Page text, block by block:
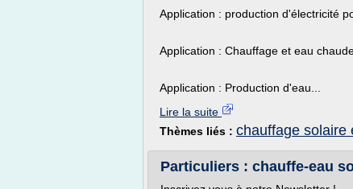
Application : production d'électricité
Application : Chauffage et eau
Application : Production d'eau...
Lire la suite
Thèmes liés : chauffage solaire
Particuliers : chauffe-eau